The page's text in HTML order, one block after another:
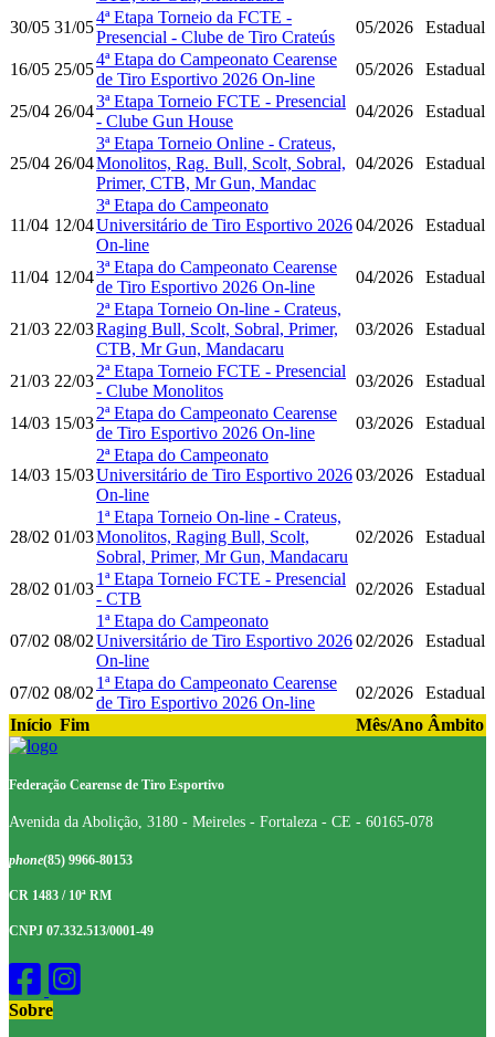
30/05 31/05
4ª Etapa Torneio da FCTE -
Presencial - Clube de Tiro Crateús
05/2026 Estadual
16/05 25/05
4ª Etapa do Campeonato Cearense
de Tiro Esportivo 2026 On-line
05/2026 Estadual
25/04 26/04
3ª Etapa Torneio FCTE - Presencial
- Clube Gun House
04/2026 Estadual
25/04 26/04
3ª Etapa Torneio Online - Crateus,
Monolitos, Rag. Bull, Scolt, Sobral,
Primer, CTB, Mr Gun, Mandac
04/2026 Estadual
11/04 12/04
3ª Etapa do Campeonato
Universitário de Tiro Esportivo 2026
On-line
04/2026 Estadual
11/04 12/04
3ª Etapa do Campeonato Cearense
de Tiro Esportivo 2026 On-line
04/2026 Estadual
21/03 22/03
2ª Etapa Torneio On-line - Crateus,
Raging Bull, Scolt, Sobral, Primer,
CTB, Mr Gun, Mandacaru
03/2026 Estadual
21/03 22/03
2ª Etapa Torneio FCTE - Presencial
- Clube Monolitos
03/2026 Estadual
14/03 15/03
2ª Etapa do Campeonato Cearense
de Tiro Esportivo 2026 On-line
03/2026 Estadual
14/03 15/03
2ª Etapa do Campeonato
Universitário de Tiro Esportivo 2026
On-line
03/2026 Estadual
28/02 01/03
1ª Etapa Torneio On-line - Crateus,
Monolitos, Raging Bull, Scolt,
Sobral, Primer, Mr Gun, Mandacaru
02/2026 Estadual
28/02 01/03
1ª Etapa Torneio FCTE - Presencial
- CTB
02/2026 Estadual
07/02 08/02
1ª Etapa do Campeonato
Universitário de Tiro Esportivo 2026
On-line
02/2026 Estadual
07/02 08/02
1ª Etapa do Campeonato Cearense
de Tiro Esportivo 2026 On-line
02/2026
Estadual
Início Fim Mês/Ano Âmbito
Federação Cearense de Tiro Esportivo
Avenida da Abolição, 3180 - Meireles - Fortaleza - CE - 60165-078
phone(85) 9966-80153
CR 1483 / 10ª RM
CNPJ 07.332.513/0001-49
Sobre